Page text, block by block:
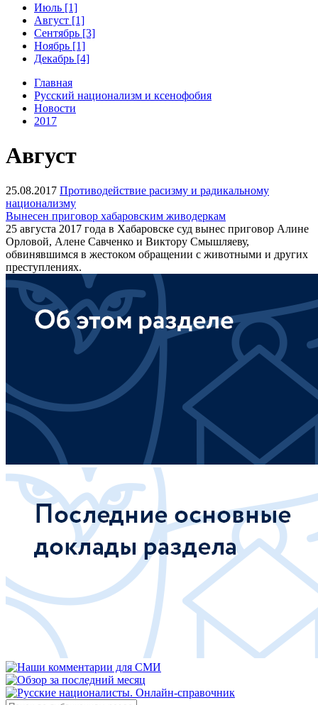
Июль [1]
Август [1]
Сентябрь [3]
Ноябрь [1]
Декабрь [4]
Главная
Русский национализм и ксенофобия
Новости
2017
Август
25.08.2017 Противодействие расизму и радикальному
национализму
Вынесен приговор хабаровским живодеркам
25 августа 2017 года в Хабаровске суд вынес приговор Алине
Орловой, Алене Савченко и Виктору Смышляеву,
обвинявшимся в жестоком обращении с животными и других
преступлениях.